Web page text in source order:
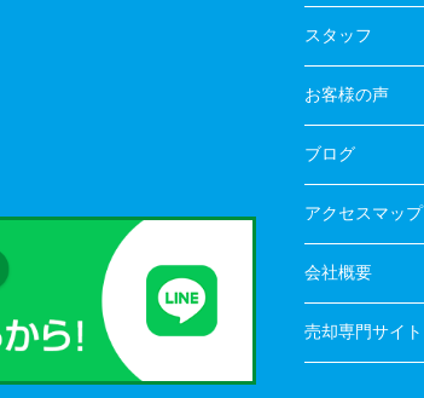
スタッフ
お客様の声
ブログ
アクセスマップ
会社概要
売却専門サイト